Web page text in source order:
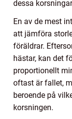
dessa
En av de mest
att jämföra
föräldrar.
hästar, kan det
proportionellt
oftast är fallet,
beroende på
korsningen.